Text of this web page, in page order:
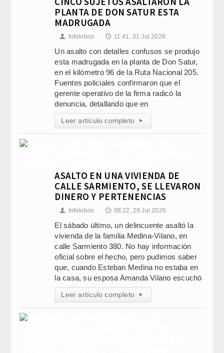
PLANTA DE DON SATUR ESTA
MADRUGADA
👤 Infolobos 🕔 11:41, 31.Jul 2026
Un asalto con detalles confusos se produjo
esta madrugada en la planta de Don Satur,
en el kilómetro 96 de la Ruta Nacional 205.
Fuentes policiales confirmaron que el
gerente operativo de la firma radicó la
denuncia, detallando que en
Leer artículo completo ▸
ASALTO EN UNA VIVIENDA DE
CALLE SARMIENTO, SE LLEVARON
DINERO Y PERTENENCIAS
👤 Infolobos 🕔 08:22, 29.Jul 2026
El sábado último, un delincuente asaltó la
vivienda de la familia Medina-Vilano, en
calle Sarmiento 380. No hay información
oficial sobre el hecho, pero pudimos saber
que, cuando Esteban Medina no estaba en
la casa, su esposa Amanda Vilano escuchó
Leer artículo completo ▸